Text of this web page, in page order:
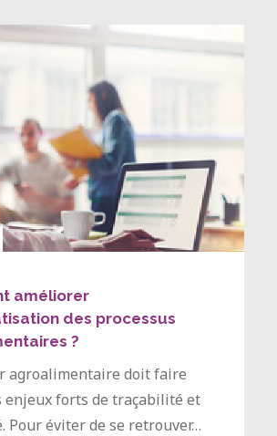
améliorer
des processus
?
agroalimentaire doit faire
enjeux forts de traçabilité et
Pour éviter de se retrouver…